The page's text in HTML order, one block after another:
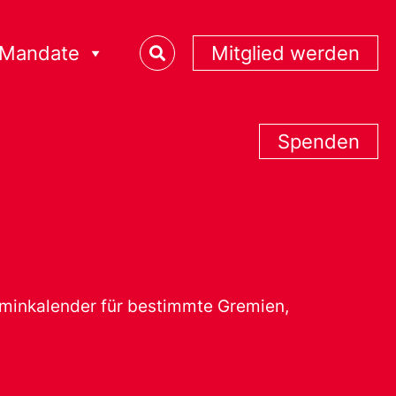
Mandate Mitglied werden
Spenden
für bestimmte Gremien,